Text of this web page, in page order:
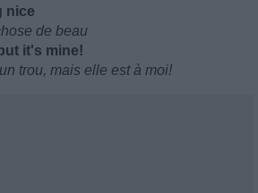
nice
de beau
it's mine!
trou, mais elle est à moi!